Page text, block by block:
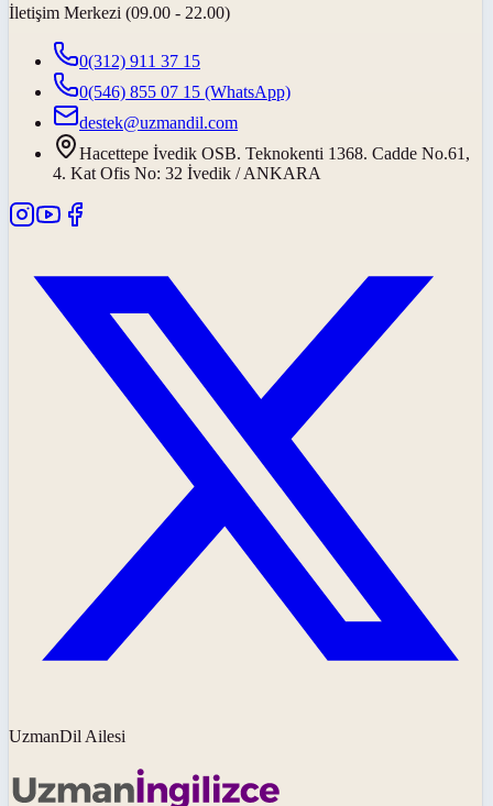
İletişim Merkezi (09.00 - 22.00)
0(312) 911 37 15
0(546) 855 07 15 (WhatsApp)
destek@uzmandil.com
Hacettepe İvedik OSB. Teknokenti 1368. Cadde No.61,
4. Kat Ofis No: 32 İvedik / ANKARA
UzmanDil Ailesi